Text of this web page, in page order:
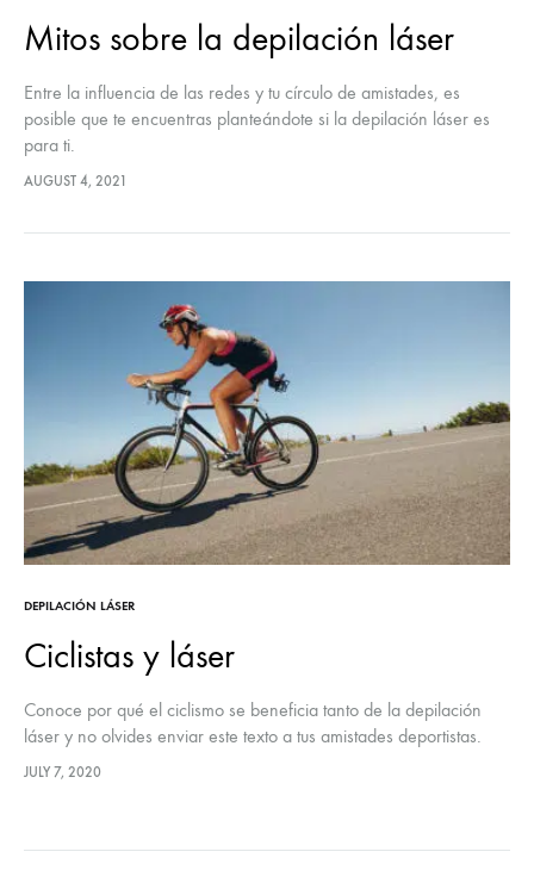
Mitos sobre la depilación láser
Entre la influencia de las redes y tu círculo de amistades, es
posible que te encuentras planteándote si la depilación láser es
para ti.
AUGUST 4, 2021
DEPILACIÓN LÁSER
Ciclistas y láser
Conoce por qué el ciclismo se beneficia tanto de la depilación
láser y no olvides enviar este texto a tus amistades deportistas.
JULY 7, 2020